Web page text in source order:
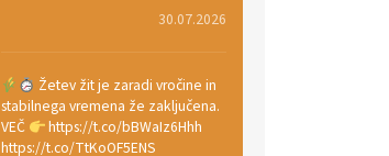
30.07.2026
Žetev žit je zaradi vročine in
stabilnega vremena že zaključena.
VEČ
https://t.co/bBWaIz6Hhh
https://t.co/TtKoOF5ENS